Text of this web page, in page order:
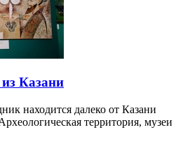
Казани
находится далеко от Казани
территория, музеи